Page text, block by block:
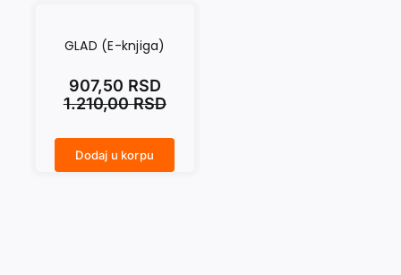
GLAD (E-knjiga)
1.210,00RSD
907,50 RSD
Dodaj u korpu